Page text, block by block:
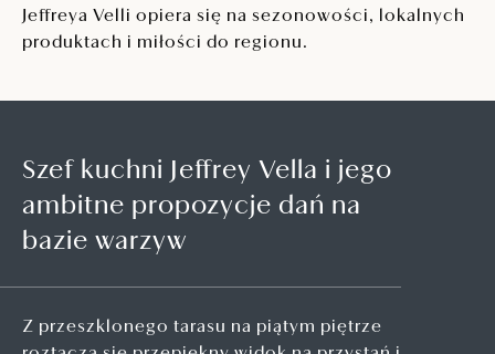
Jeffreya Velli opiera się na sezonowości, lokalnych
produktach i miłości do regionu.
Szef kuchni Jeffrey Vella i jego
ambitne propozycje dań na
bazie warzyw
Z przeszklonego tarasu na piątym piętrze